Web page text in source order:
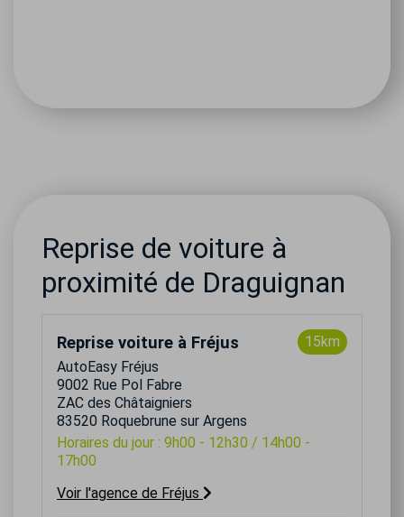
Reprise de voiture à
proximité de Draguignan
Reprise voiture à Fréjus
15km
AutoEasy Fréjus
9002 Rue Pol Fabre
ZAC des Châtaigniers
83520 Roquebrune sur Argens
Horaires du jour : 9h00 - 12h30 / 14h00 -
17h00
Voir l'agence de Fréjus